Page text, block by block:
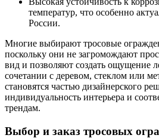
температур, что особенно
России.
Многие выбирают тросовые
поскольку они не загромождают
вид и позволяют создать ощущение
сочетании с деревом, стеклом или
становятся частью дизайнерского
индивидуальность интерьера и
трендам.
Выбор и заказ тросовых